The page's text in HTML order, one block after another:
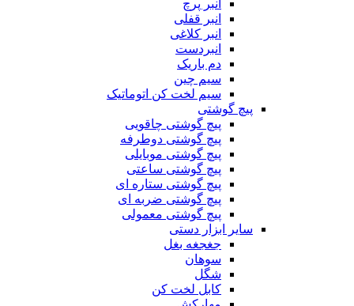
انبر پرچ
انبر قفلی
انبر کلاغی
انبردست
دم باریک
سیم چین
سیم لخت کن اتوماتیک
پیچ گوشتی
پیچ گوشتی چاقویی
پیچ گوشتی دوطرفه
پیچ گوشتی موبایلی
پیچ گوشتی ساعتی
پیچ گوشتی ستاره ای
پیچ گوشتی ضربه ای
پیچ گوشتی معمولی
سایر ابزار دستی
جغجغه بغل
سوهان
شگل
کابل لخت کن